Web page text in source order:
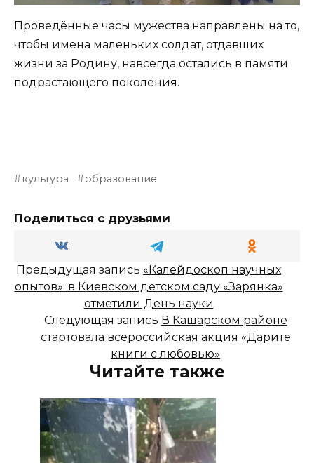
Проведённые часы мужества направлены на то,
чтобы имена маленьких солдат, отдавших
жизни за Родину, навсегда остались в памяти
подрастающего поколения.
культура образование
Поделиться с друзьями
Предыдущая запись «Калейдоскоп научных
опытов»: в Киевском детском саду «Зарянка»
отметили День науки
Следующая запись В Кашарском районе
стартовала всероссийская акция «Дарите
книги с любовью»
Читайте также